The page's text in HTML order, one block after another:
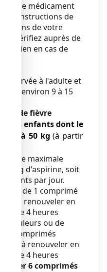
ce médicament
les instructions de
de votre
Vérifiez auprès de
en cas de
réservée à l'adulte et
kg (environ 9 à 15
cas de fièvre
et les enfants dont le
à 50 kg (à partir
maximale
de 3 g d'aspirine, soit
par jour.
est de 1 comprimé
mg, à renouveler en
de 4 heures
douleurs ou de
2 comprimés
mg, à renouveler en
de 4 heures
6 comprimés